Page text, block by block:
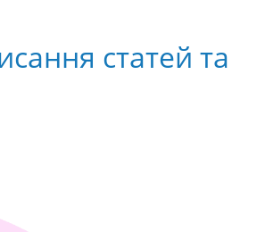
статей та